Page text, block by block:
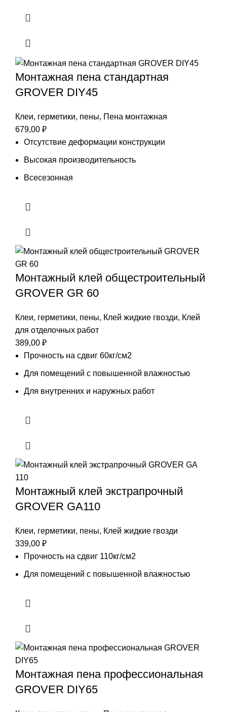
Монтажная пена стандартная
GROVER DIY45
Клеи, герметики, пены, Пена монтажная
679,00 ₽
Отсутствие деформации конструкции
Высокая производительность
Всесезонная
Монтажный клей общестроительный
GROVER GR 60
Клеи, герметики, пены, Клей жидкие гвозди, Клей
для отделочных работ
389,00 ₽
Прочность на сдвиг 60кг/см2
Для помещений с повышенной влажностью
Для внутренних и наружных работ
Монтажный клей экстрапрочный
GROVER GA110
Клеи, герметики, пены, Клей жидкие гвозди
339,00 ₽
Прочность на сдвиг 110кг/см2
Для помещений с повышенной влажностью
Монтажная пена профессиональная
GROVER DIY65